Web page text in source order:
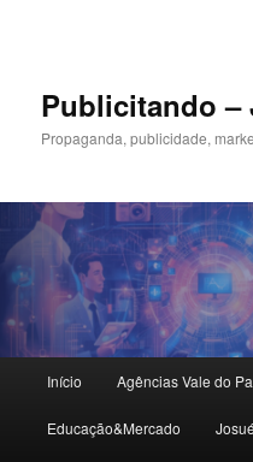
principal
secundárioPublicitando –
Propaganda, publicidade,
principal
Início Agências Vale do
Educação&Mercado